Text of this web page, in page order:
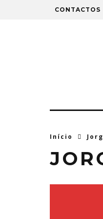
CONTACTOS
Início